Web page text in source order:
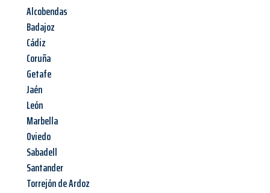
Alcobendas
Badajoz
Cádiz
Coruña
Getafe
Jaén
León
Marbella
Oviedo
Sabadell
Santander
Torrejón de Ardoz